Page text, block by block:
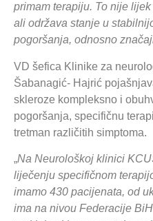
primam terapiju. To nije
ali održava stanje u
pogoršanja, odnosno
VD šefica Klinike za
Šabanagić- Hajrić
skleroze kompleksno i
pogoršanja, specifičnu
tretman različitih simptoma.
„Na Neurološkoj klinici
liječenju specifičnom
imamo 430 pacijenata, od
ima na nivou Federacije